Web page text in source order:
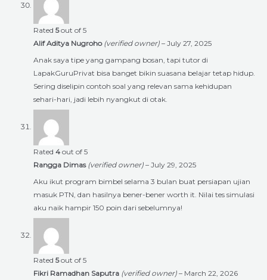
Rated 5out of 5
Alif Aditya Nugroho (verified owner) – July 27, 2025
Anak saya tipe yang gampang bosan, tapi tutor di
LapakGuruPrivat bisa banget bikin suasana belajar tetap hidup.
Sering diselipin contoh soal yang relevan sama kehidupan
sehari-hari, jadi lebih nyangkut di otak.
Rated 4 out of 5
Rangga Dimas (verified owner) – July 29, 2025
Aku ikut program bimbel selama 3 bulan buat persiapan ujian
masuk PTN, dan hasilnya bener-bener worth it. Nilai tes simulasi
aku naik hampir 150 poin dari sebelumnya!
Rated 5out of 5
Fikri Ramadhan Saputra (verified owner) – March 22, 2026